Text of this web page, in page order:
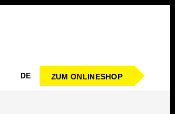
DE ZUM ONLINESHOP